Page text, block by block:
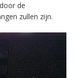
de
zullen zijn.